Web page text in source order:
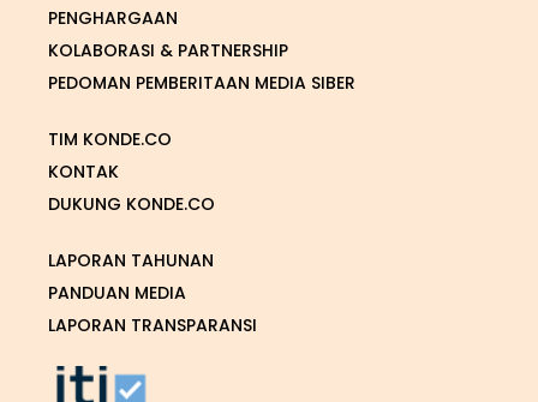
PENGHARGAAN
KOLABORASI & PARTNERSHIP
PEDOMAN PEMBERITAAN MEDIA SIBER
TIM KONDE.CO
KONTAK
DUKUNG KONDE.CO
LAPORAN TAHUNAN
PANDUAN MEDIA
LAPORAN TRANSPARANSI